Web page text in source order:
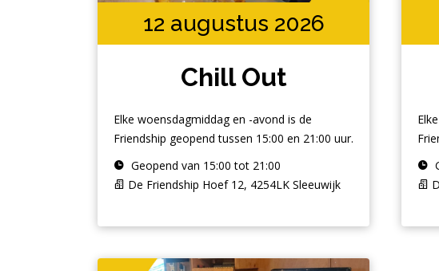
12 augustus 2026
Chill Out
Elke woensdagmiddag en -avond is de
Friendship geopend tussen 15:00 en 21:00 uur.
Geopend van 15:00 tot 21:00
De Friendship Hoef 12, 4254LK Sleeuwijk